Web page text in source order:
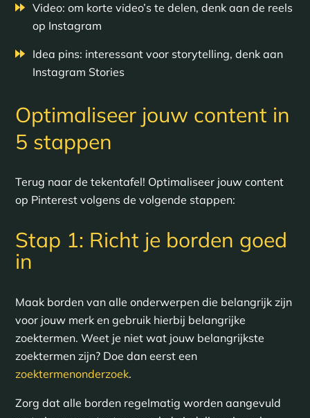
Video: om korte video’s te delen, denk aan de reels
op Instagram
Idea pins: interessant voor storytelling, denk aan
Instagram Stories
Optimaliseer jouw content in
5 stappen
Terug naar de tekentafel! Optimaliseer jouw content
op Pinterest volgens de volgende stappen:
Stap 1: Richt je borden goed
in
Maak borden van alle onderwerpen die belangrijk zijn
voor jouw merk en gebruik hierbij belangrijke
zoektermen. Weet je niet wat jouw belangrijkste
zoektermen zijn? Doe dan eerst een
zoektermenonderzoek.
Zorg dat alle borden regelmatig worden aangevuld